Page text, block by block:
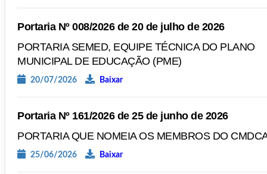
Portaria Nº 008/2026 de 20 de julho de 2026
PORTARIA SEMED, EQUIPE TÉCNICA DO PLANO
MUNICIPAL DE EDUCAÇÃO (PME)
20/07/2026 Baixar
Portaria Nº 161/2026 de 25 de junho de 2026
PORTARIA QUE NOMEIA OS MEMBROS DO
25/06/2026 Baixar